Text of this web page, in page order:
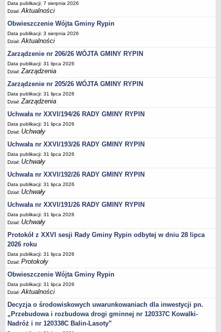
Tabela informacyjna
Czas pracy urzędu
Nr konta bankowego, NIP, REGON
Pracownicy urzędu - urząd gminy
Pracownicy urzędu - baza magazynowo - warsztatowa
Kompetencje referatów
Regulamin organizacyjny
Regulamin naboru na wolne stanowiska urzędnicze
Ogłoszenia o naborze na wolne stanowiska urzędnicze
Lista kandydatów spełniających wymagania formalne w naborach na
wolne stanowiska urzędnicze
Wyniki naboru na wolne stanowiska urzędnicze
Petycje
Sygnaliści
Galeria
Raporty o stanie dostępności
Wnioski
WŁADZE I STRUKTURA
Struktura organizacyjna
Rada gminy
Wójt
Urząd gminy
Jednostki organizacyjne, GOPS, Instytucja kultury, OSP
Jednostki pomocnicze - sołectwa
Plan pracy komisji rewizyjnej
Sesje Rady Gminy Rypin
Data publikacji: 7 sierpnia 2026
Dział:Aktualności
Obwieszczenie Wójta Gminy Rypin
Data publikacji: 3 sierpnia 2026
Dział:Aktualności
Zarządzenie nr 206/26 WÓJTA GMINY RYPIN
Data publikacji: 31 lipca 2026
Dział:Zarządzenia
Zarządzenie nr 205/26 WÓJTA GMINY RYPIN
Data publikacji: 31 lipca 2026
Dział:Zarządzenia
Uchwała nr XXVI/194/26 RADY GMINY RYPIN
Data publikacji: 31 lipca 2026
Dział: Uchwały
Uchwała nr XXVI/193/26 RADY GMINY RYPIN
Data publikacji: 31 lipca 2026
Dział: Uchwały
Uchwała nr XXVI/192/26 RADY GMINY RYPIN
Data publikacji: 31 lipca 2026
Dział: Uchwały
Uchwała nr XXVI/191/26 RADY GMINY RYPIN
Data publikacji: 31 lipca 2026
Dział: Uchwały
Protokół z XXVI sesji Rady Gminy Rypin odbytej w dniu 28 lipca
2026 roku
Data publikacji: 31 lipca 2026
Dział:Protokoły
Obwieszczenie Wójta Gminy Rypin
Data publikacji: 31 lipca 2026
Dział:Aktualności
Decyzja o środowiskowych uwarunkowaniach dla inwestycji pn.
„Przebudowa i rozbudowa drogi gminnej nr 120337C Kowalki-
Nadróż i nr 120338C Balin-Lasoty”